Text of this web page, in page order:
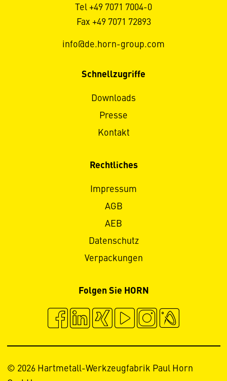
Tel +49 7071 7004-0
Fax +49 7071 72893
info@de.horn-group.com
Schnellzugriffe
Downloads
Presse
Kontakt
Rechtliches
Impressum
AGB
AEB
Datenschutz
Verpackungen
Folgen Sie HORN
© 2026 Hartmetall-Werkzeugfabrik Paul Horn